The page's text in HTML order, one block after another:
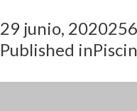
29 junio, 2020
Published in